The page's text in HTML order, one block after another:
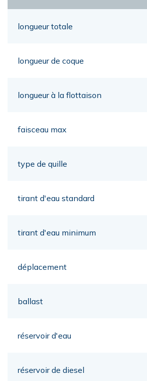
longueur totale
longueur de coque
longueur à la flottaison
faisceau max
type de quille
tirant d'eau standard
tirant d'eau minimum
déplacement
ballast
réservoir d'eau
réservoir de diesel